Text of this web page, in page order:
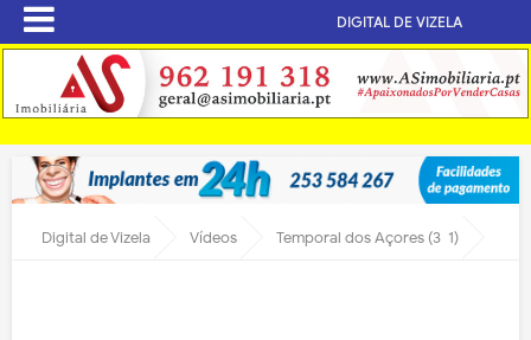
DIGITAL DE VIZELA
Digital de Vizela Vídeos Temporal dos Açores (3-1)